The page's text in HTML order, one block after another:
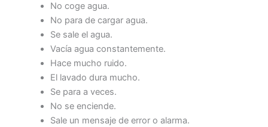
No coge agua.
No para de cargar agua.
Se sale el agua.
Vacía agua constantemente.
Hace mucho ruido.
El lavado dura mucho.
Se para a veces.
No se enciende.
Sale un mensaje de error o alarma.